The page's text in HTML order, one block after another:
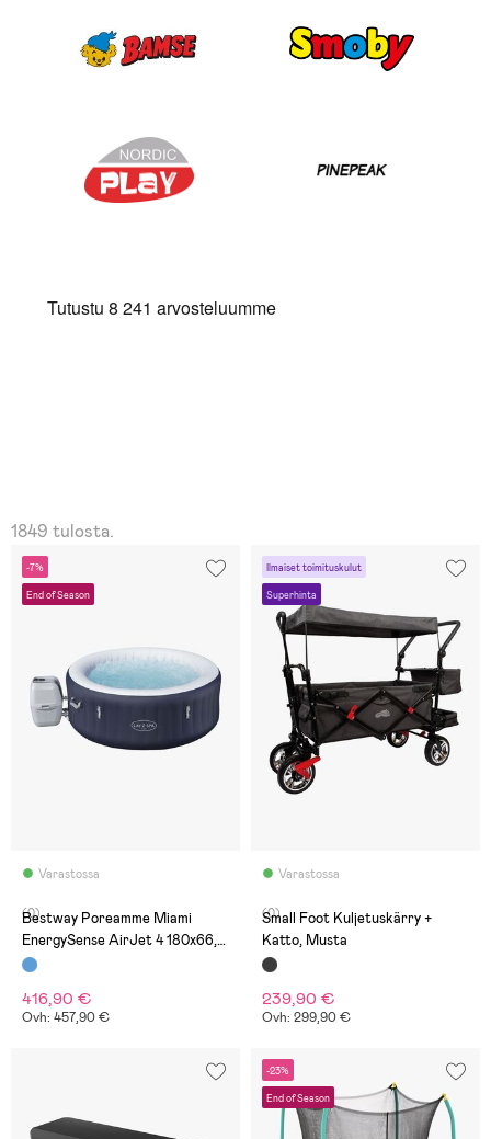
1849 tulosta.
-7%
End of Season
Varastossa
(0)
Bestway Poreamme Miami
EnergySense AirJet 4 180x66,
Tummansininen
416,90 €
Ovh: 457,90 €
Ilmaiset toimituskulut
Superhinta
Varastossa
(0)
Small Foot Kuljetuskärry +
Katto, Musta
239,90 €
Ovh: 299,90 €
-23%
End of Season